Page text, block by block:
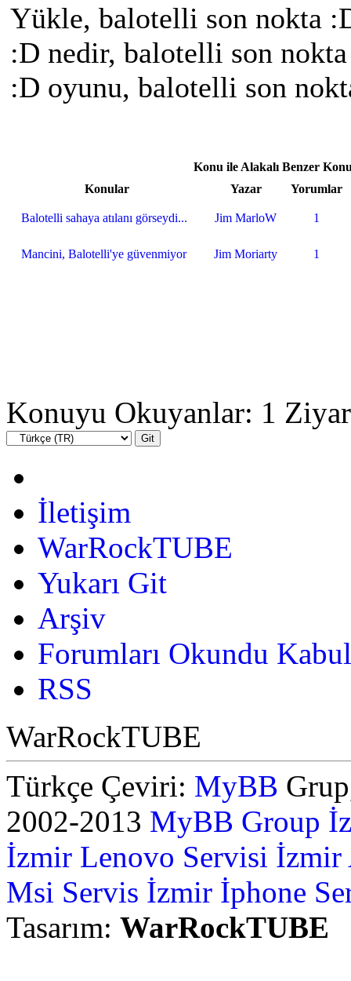
Yükle, balotelli son nokta
:D nedir, balotelli son
:D oyunu, balotelli son
Konu ile Alakalı Benzer
Konular
Yazar Yorumlar
Balotelli sahaya atılanı görseydi... Jim MarloW 1
Mancini, Balotelli'ye güvenmiyor Jim Moriarty 1
Konuyu Okuyanlar: 1
İletişim
WarRockTUBE
Yukarı Git
Arşiv
Forumları Okundu
RSS
WarRockTUBE
Türkçe Çeviri: MyBB
2002-2013 MyBB Group
İzmir Lenovo Servisi İzmir
Msi Servis İzmir İphone
Tasarım: WarRockTUBE